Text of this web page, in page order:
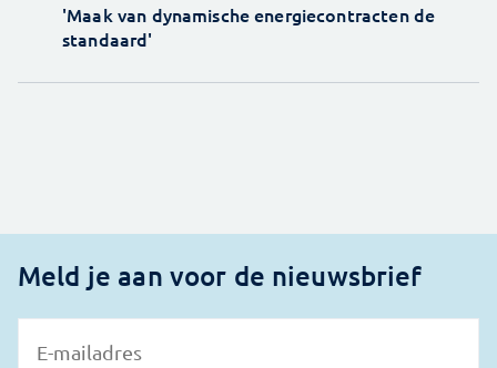
'Maak van dynamische energiecontracten de
standaard'
Meld je aan voor de nieuwsbrief